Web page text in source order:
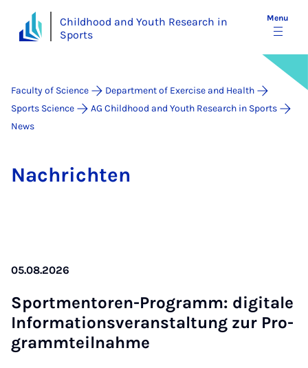
Childhood and Youth Research in
Sports
Menu
Faculty of Science
Department of Exercise and Health
Sports Science
AG Childhood and Youth Research in Sports
News
Na­chricht­en
05.08.2026
Sport­ment­oren-Pro­gramm: di­gitale
In­form­a­tions­ver­an­stal­tung zur Pro­
gram­mteil­nahme